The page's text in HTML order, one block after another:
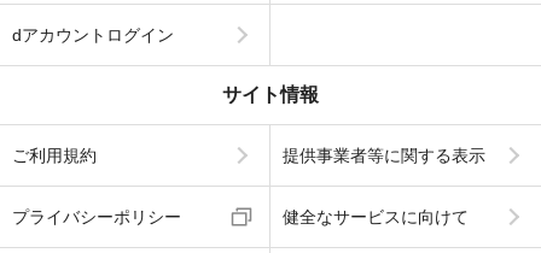
dアカウントログイン
サイト情報
ご利用規約 提供事業者等に関する表示
プライバシーポリシー 健全なサービスに向けて